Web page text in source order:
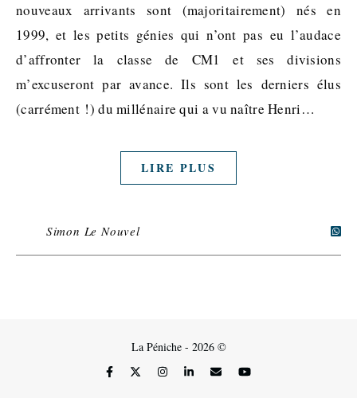
nouveaux arrivants sont (majoritairement) nés en
1999, et les petits génies qui n’ont pas eu l’audace
d’affronter la classe de CM1 et ses divisions
m’excuseront par avance. Ils sont les derniers élus
(carrément !) du millénaire qui a vu naître Henri…
LIRE PLUS
Simon Le Nouvel
La Péniche - 2026 ©